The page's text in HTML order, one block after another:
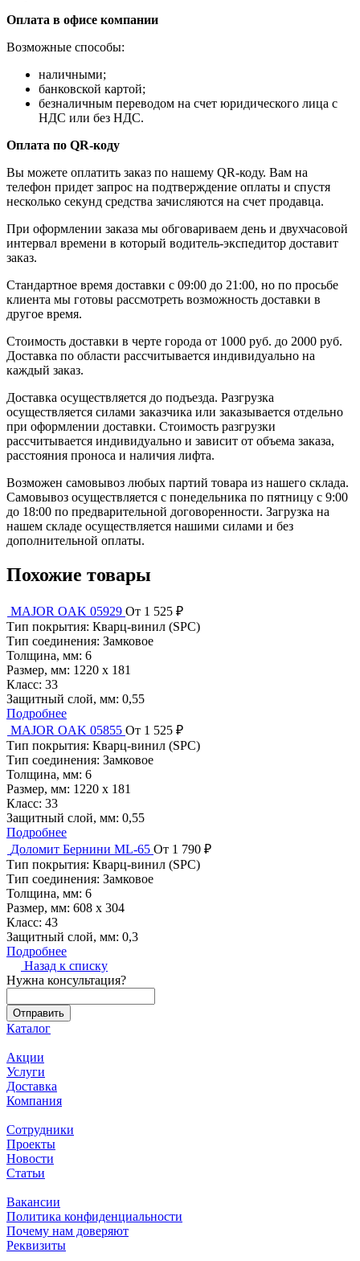
Оплата в офисе компании
Возможные способы:
наличными;
банковской картой;
безналичным переводом на счет юридического лица с
НДС или без НДС.
Оплата по QR-коду
Вы можете оплатить заказ по нашему QR-коду. Вам на
телефон придет запрос на подтверждение оплаты и спустя
несколько секунд средства зачисляются на счет продавца.
При оформлении заказа мы обговариваем день и двухчасовой
интервал времени в который водитель-экспедитор доставит
заказ.
Стандартное время доставки с 09:00 до 21:00, но по просьбе
клиента мы готовы рассмотреть возможность доставки в
другое время.
Стоимость доставки в черте города от 1000 руб. до 2000 руб.
Доставка по области рассчитывается индивидуально на
каждый заказ.
Доставка осуществляется до подъезда. Разгрузка
осуществляется силами заказчика или заказывается отдельно
при оформлении доставки. Стоимость разгрузки
рассчитывается индивидуально и зависит от объема заказа,
расстояния проноса и наличия лифта.
Возможен самовывоз любых партий товара из нашего склада.
Самовывоз осуществляется с понедельника по пятницу с 9:00
до 18:00 по предварительной договоренности. Загрузка на
нашем складе осуществляется нашими силами и без
дополнительной оплаты.
Похожие товары
MAJOR OAK 05929 От 1 525 ₽
Тип покрытия: Кварц-винил (SPC)
Тип соединения: Замковое
Толщина, мм: 6
Размер, мм: 1220 х 181
Класс: 33
Защитный слой, мм: 0,55
Подробнее
MAJOR OAK 05855 От 1 525 ₽
Тип покрытия: Кварц-винил (SPC)
Тип соединения: Замковое
Толщина, мм: 6
Размер, мм: 1220 х 181
Класс: 33
Защитный слой, мм: 0,55
Подробнее
Доломит Бернини ML-65 От 1 790 ₽
Тип покрытия: Кварц-винил (SPC)
Тип соединения: Замковое
Толщина, мм: 6
Размер, мм: 608 х 304
Класс: 43
Защитный слой, мм: 0,3
Подробнее
Назад к списку
Нужна консультация?
Каталог
Акции
Услуги
Доставка
Компания
Сотрудники
Проекты
Новости
Статьи
Вакансии
Политика конфиденциальности
Почему нам доверяют
Реквизиты